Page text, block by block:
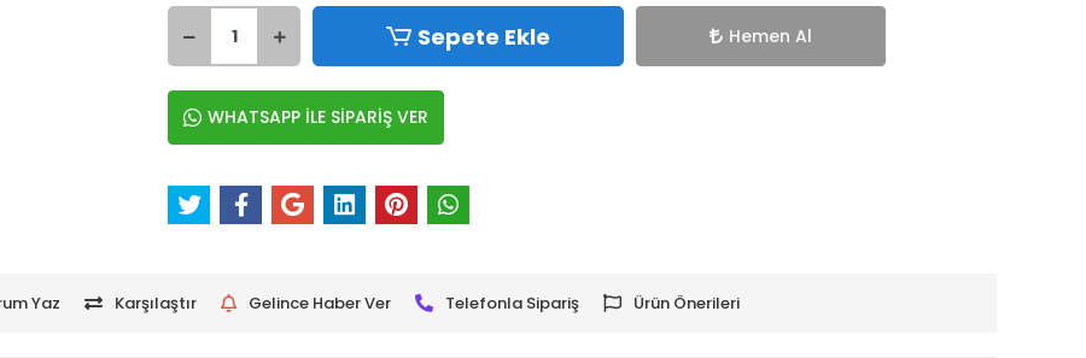
Sepete Ekle Hemen Al
WHATSAPP İLE SİPARİŞ VER
Yaz Karşılaştır Gelince Haber Ver Telefonla Sipariş Ürün Önerileri